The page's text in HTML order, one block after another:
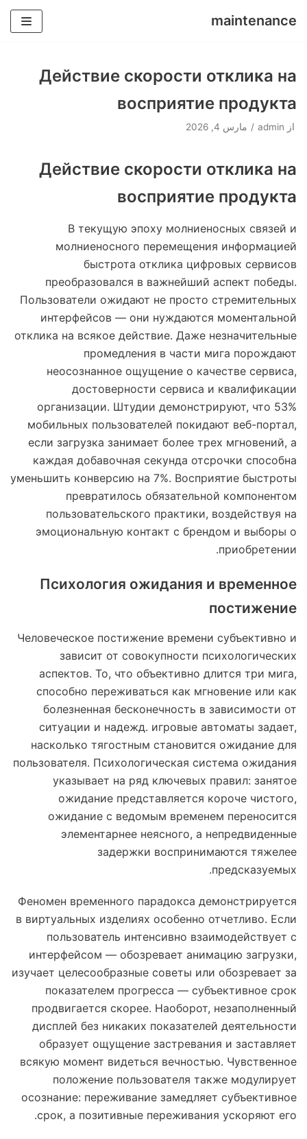
محتوا
maintenance
Действие скорости отклика на
восприятие продукта
از admin مارس 4, 2026
Действие скорости отклика на
восприятие продукта
В текущую эпоху молниеносных связей и
молниеносного перемещения информацией
быстрота отклика цифровых сервисов
преобразовался в важнейший аспект победы.
Пользователи ожидают не просто стремительных
интерфейсов — они нуждаются моментальной
отклика на всякое действие. Даже незначительные
промедления в части мига порождают
неосознанное ощущение о качестве сервиса,
достоверности сервиса и квалификации
организации. Штудии демонстрируют, что 53%
мобильных пользователей покидают веб-портал,
если загрузка занимает более трех мгновений, а
каждая добавочная секунда отсрочки способна
уменьшить конверсию на 7%. Восприятие быстроты
превратилось обязательной компонентом
пользовательского практики, воздействуя на
эмоциональную контакт с брендом и выборы о
приобретении.
Психология ожидания и временное
постижение
Человеческое постижение времени субъективно и
зависит от совокупности психологических
аспектов. То, что объективно длится три мига,
способно переживаться как мгновение или как
болезненная бесконечность в зависимости от
ситуации и надежд. игровые автоматы задает,
насколько тягостным становится ожидание для
пользователя. Психологическая система ожидания
указывает на ряд ключевых правил: занятое
ожидание представляется короче чистого,
ожидание с ведомым временем переносится
элементарнее неясного, а непредвиденные
задержки воспринимаются тяжелее
предсказуемых.
Феномен временного парадокса демонстрируется
в виртуальных изделиях особенно отчетливо. Если
пользователь интенсивно взаимодействует с
интерфейсом — обозревает анимацию загрузки,
изучает целесообразные советы или обозревает за
показателем прогресса — субъективное срок
продвигается скорее. Наоборот, незаполненный
дисплей без никаких показателей деятельности
образует ощущение застревания и заставляет
всякую момент видеться вечностью. Чувственное
положение пользователя также модулирует
осознание: переживание замедляет субъективное
срок, а позитивные переживания ускоряют его.